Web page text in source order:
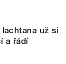
už si
a řádí